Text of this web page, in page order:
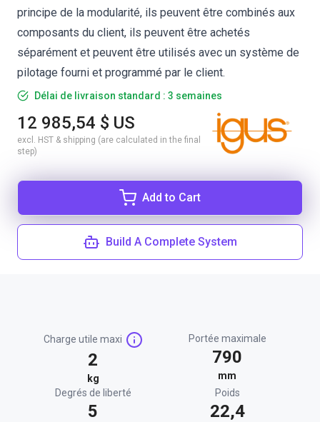
principe de la modularité, ils peuvent être combinés aux
composants du client, ils peuvent être achetés
séparément et peuvent être utilisés avec un système de
pilotage fourni et programmé par le client.
Délai de livraison standard : 3 semaines
12 985,54 $ US
excl. HST & shipping (are calculated in the final
step)
Add to Cart
Build A Complete System
Charge utile maxi
2
kg
Portée maximale
790
mm
Degrés de liberté
5
Poids
22,4